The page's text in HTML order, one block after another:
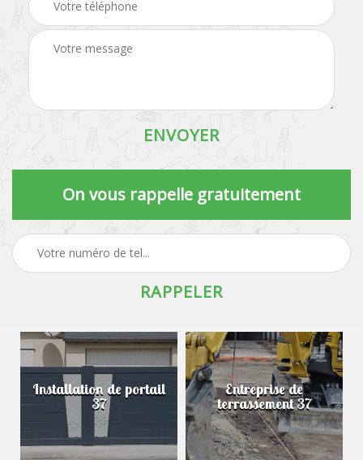
On vous rappelle gratuitement
Installation de portail
37
Entreprise de
terrassement 37